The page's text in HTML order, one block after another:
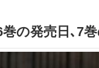
の発売日､7